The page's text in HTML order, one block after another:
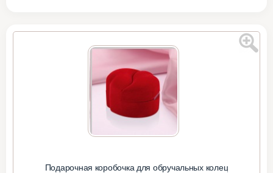
Подарочная коробочка для обручальных колец